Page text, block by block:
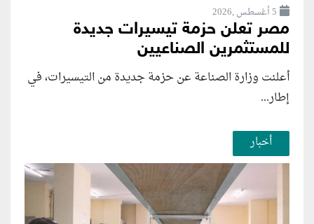
5 أغسطس ,2026
مصر تعلن حزمة تيسيرات جديدة
للمستثمرين الصناعيين
أعلنت وزارة الصناعة عن حزمة جديدة من التيسيرات، في
إطار...
أخبار